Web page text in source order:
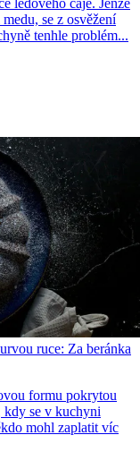
ledového čaje. Jenže
se z osvěžení
tenhle problém...
ruce: Za beránka
formu pokrytou
kdy se v kuchyni
mohl zaplatit víc